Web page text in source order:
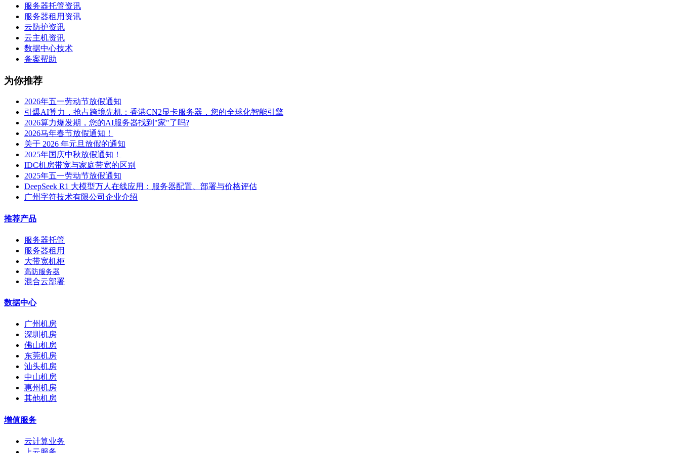
服务器托管资讯
服务器租用资讯
云防护资讯
云主机资讯
数据中心技术
备案帮助
为你推荐
2026年五一劳动节放假通知
引爆AI算力，抢占跨境先机：香港CN2显卡服务器，您的全球化智能引擎
2026算力爆发期，您的AI服务器找到"家"了吗?
2026马年春节放假通知！
关于 2026 年元旦放假的通知
2025年国庆中秋放假通知！
IDC机房带宽与家庭带宽的区别
2025年五一劳动节放假通知
DeepSeek R1 大模型万人在线应用：服务器配置、部署与价格评估
广州字符技术有限公司企业介绍
推荐产品
服务器托管
服务器租用
大带宽机柜
高防服务器
混合云部署
数据中心
广州机房
深圳机房
佛山机房
东莞机房
汕头机房
中山机房
惠州机房
其他机房
增值服务
云计算业务